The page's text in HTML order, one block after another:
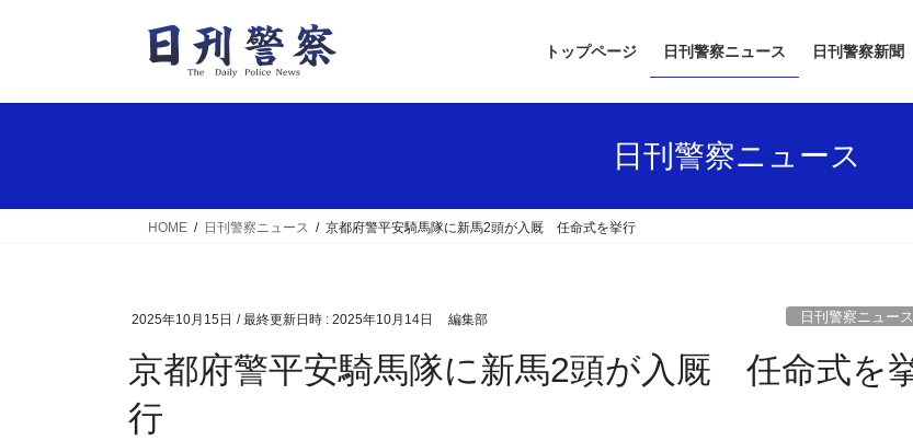
トップページ 日刊警察ニュース 日刊警察新聞
日刊警察ニュース
HOME 日刊警察ニュース 京都府警平安騎馬隊に新馬2頭が入厩 任命式を挙行
2025年10月15日 / 最終更新日時 : 2025年10月14日 編集部 日刊警察ニュース
京都府警平安騎馬隊に新馬2頭が入厩 任命式を挙
行